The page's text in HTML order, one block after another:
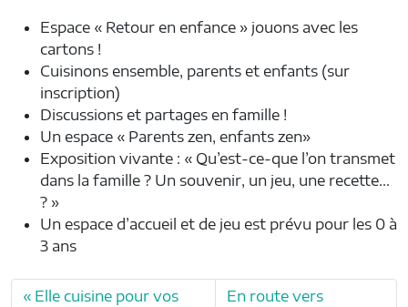
Espace « Retour en enfance » jouons avec les
cartons !
Cuisinons ensemble, parents et enfants (sur
inscription)
Discussions et partages en famille !
Un espace « Parents zen, enfants zen»
Exposition vivante : « Qu’est-ce-que l’on transmet
dans la famille ? Un souvenir, un jeu, une recette…
? »
Un espace d’accueil et de jeu est prévu pour les 0 à
3 ans
Elle cuisine pour vos
En route vers